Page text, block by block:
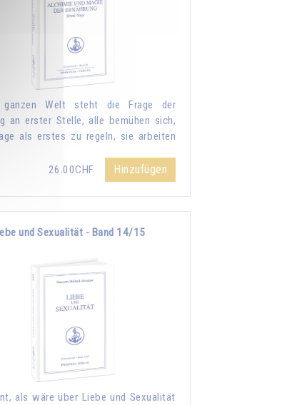
Welt steht die Frage der
an erster Stelle, alle bemühen sich,
als erstes zu regeln, sie arbeiten
26.00CHF
Hinzufügen
und Sexualität - Band 14/15
als wäre über Liebe und Sexualität